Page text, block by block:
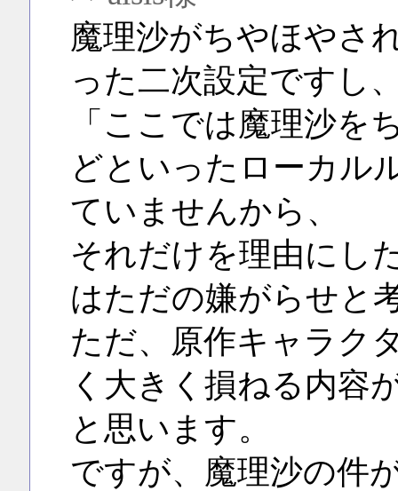
魔理沙がちやほやさ
った二次設定ですし
「ここでは魔理沙を
どといったローカル
ていませんから、
それだけを理由にし
はただの嫌がらせと
ただ、原作キャラク
く大きく損ねる内容
と思います。
ですが、魔理沙の件